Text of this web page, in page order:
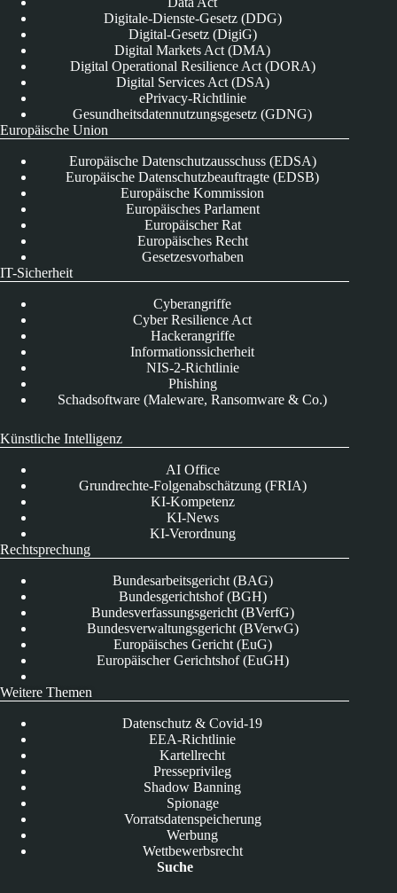
Digitale-Dienste-Gesetz (DDG)
Digital-Gesetz (DigiG)
Digital Markets Act (DMA)
Digital Operational Resilience Act (DORA)
Digital Services Act (DSA)
ePrivacy-Richtlinie
Gesundheitsdatennutzungsgesetz (GDNG)
Europäische Union
Europäische Datenschutzausschuss (EDSA)
Europäische Datenschutzbeauftragte (EDSB)
Europäische Kommission
Europäisches Parlament
Europäischer Rat
Europäisches Recht
Gesetzesvorhaben
IT-Sicherheit
Cyberangriffe
Cyber Resilience Act
Hackerangriffe
Informationssicherheit
NIS-2-Richtlinie
Phishing
Schadsoftware (Maleware, Ransomware & Co.)
Künstliche Intelligenz
AI Office
Grundrechte-Folgenabschätzung (FRIA)
KI-Kompetenz
KI-News
KI-Verordnung
Rechtsprechung
Bundesarbeitsgericht (BAG)
Bundesgerichtshof (BGH)
Bundesverfassungsgericht (BVerfG)
Bundesverwaltungsgericht (BVerwG)
Europäisches Gericht (EuG)
Europäischer Gerichtshof (EuGH)
Weitere Themen
Datenschutz & Covid-19
EEA-Richtlinie
Kartellrecht
Presseprivileg
Shadow Banning
Spionage
Vorratsdatenspeicherung
Werbung
Wettbewerbsrecht
Suche